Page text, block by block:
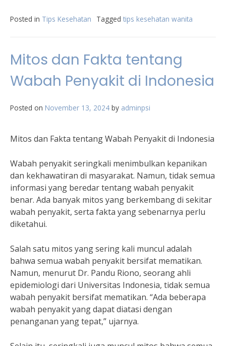
Posted in Tips Kesehatan Tagged tips kesehatan wanita
Mitos dan Fakta tentang
Wabah Penyakit di Indonesia
Posted on November 13, 2024 by adminpsi
Mitos dan Fakta tentang Wabah Penyakit di Indonesia
Wabah penyakit seringkali menimbulkan kepanikan
dan kekhawatiran di masyarakat. Namun, tidak semua
informasi yang beredar tentang wabah penyakit
benar. Ada banyak mitos yang berkembang di sekitar
wabah penyakit, serta fakta yang sebenarnya perlu
diketahui.
Salah satu mitos yang sering kali muncul adalah
bahwa semua wabah penyakit bersifat mematikan.
Namun, menurut Dr. Pandu Riono, seorang ahli
epidemiologi dari Universitas Indonesia, tidak semua
wabah penyakit bersifat mematikan. “Ada beberapa
wabah penyakit yang dapat diatasi dengan
penanganan yang tepat,” ujarnya.